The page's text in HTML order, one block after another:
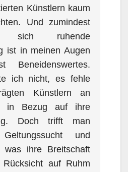
Künstlern kaum
Und zumindest
ruhende
ist in meinen Augen
Beneidenswertes.
ich nicht, es fehle
Künstlern an
in Bezug auf ihre
Doch trifft man
und
was ihre Breitschaft
auf Ruhm